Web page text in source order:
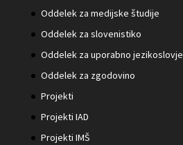
Oddelek za medijske študije
Oddelek za slovenistiko
Oddelek za uporabno jezikoslovje
Oddelek za zgodovino
Projekti
Projekti IAD
Projekti IMŠ